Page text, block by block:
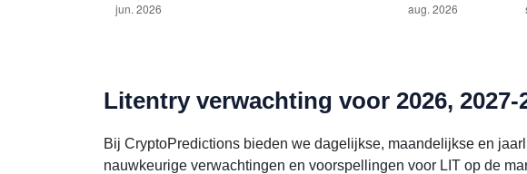
Litentry verwachting voor 2026, 2027-
Bij CryptoPredictions bieden we dagelijkse, maandelijkse en
nauwkeurige verwachtingen en voorspellingen voor LIT op de